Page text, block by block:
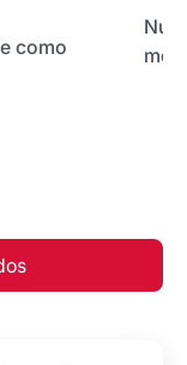
como